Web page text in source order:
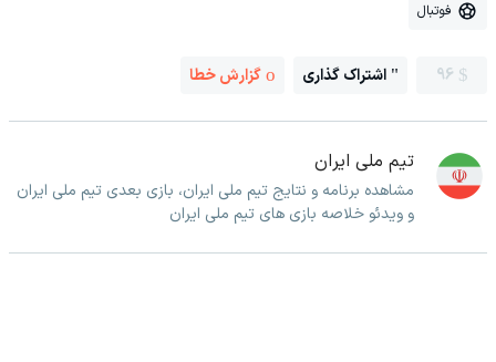
فوتبال
96 اشتراک گذاری گزارش خطا
تیم ملی ایران
مشاهده برنامه و نتایج تیم ملی ایران، بازی بعدی تیم ملی ایران
و ویدئو خلاصه بازی های تیم ملی ایران